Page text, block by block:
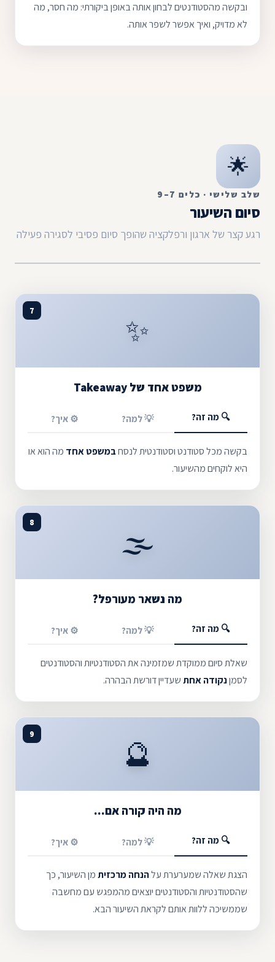
ובקשה מהסטודנטים לבחון אותה באופן ביקורתי: מה חסר, מה
לא מדויק, ואיך אפשר לשפר אותה.
🌟
שלב שלישי · כלים 7–9
סיום השיעור
רגע קצר של ארגון ורפלקציה שהופך סיום פסיבי לסגירה פעילה
7
✨
משפט אחד של Takeaway
🔍 מה זה? 💡 למה? ⚙️ איך?
בקשה מכל סטודנט וסטודנטית לנסחבמשפט אחד מה הוא או
היא לוקחים מהשיעור.
8
🌫️
מה נשאר מעורפל?
🔍 מה זה? 💡 למה? ⚙️ איך?
שאלת סיום ממוקדת שמזמינה את הסטודנטיות והסטודנטים
לסמןנקודה אחתשעדיין דורשת הבהרה.
9
🔮
מה היה קורה אם...
🔍 מה זה? 💡 למה? ⚙️ איך?
הצגת שאלה שמערערת עלהנחה מרכזיתמן השיעור, כך
שהסטודנטיות והסטודנטים יוצאים מהמפגש עם מחשבה
שממשיכה ללוות אותם לקראת השיעור הבא.